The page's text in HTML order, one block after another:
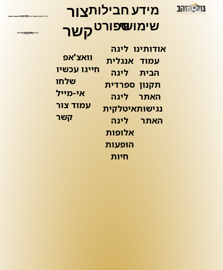
מידע
שימושי
אודותינו
עמוד
הבית
תקנון
האתר
נגישות
האתר
חבילות
ספורט
ליגה
אנגלית
ליגה
ספרדית
ליגה
איטלקית
ליגה
אלופות
הופעות
חיות
צור
קשר
וואצ'אפ
חייגו עכשיו
שלחו
אי-מייל
עמוד צור
קשר